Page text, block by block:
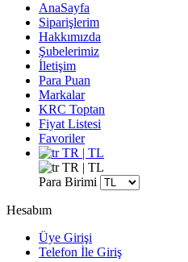
AnaSayfa
Siparişlerim
Hakkımızda
Şubelerimiz
İletişim
Para Puan
Markalar
KRC Toptan
Fiyat Listesi
Favoriler
TR | TL
TR | TL
Para Birimi
Hesabım
Üye Girişi
Telefon İle Giriş